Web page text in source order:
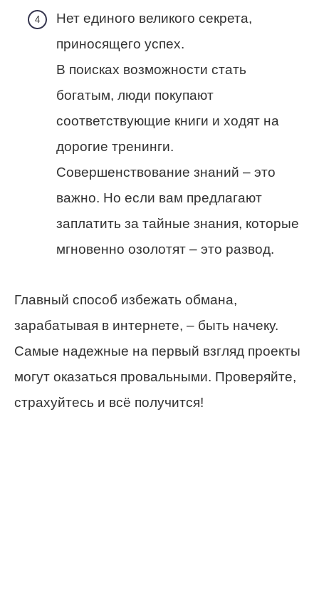
Нет единого великого секрета,
приносящего успех.
В поисках возможности стать
богатым, люди покупают
соответствующие книги и ходят на
дорогие тренинги.
Совершенствование знаний – это
важно. Но если вам предлагают
заплатить за тайные знания, которые
мгновенно озолотят – это развод.
Главный способ избежать обмана,
зарабатывая в интернете, – быть начеку.
Самые надежные на первый взгляд проекты
могут оказаться провальными. Проверяйте,
страхуйтесь и всё получится!